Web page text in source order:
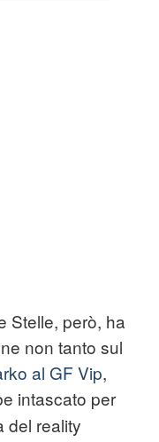
Stelle, però, ha
non tanto sul
al GF Vip,
intascato per
del reality